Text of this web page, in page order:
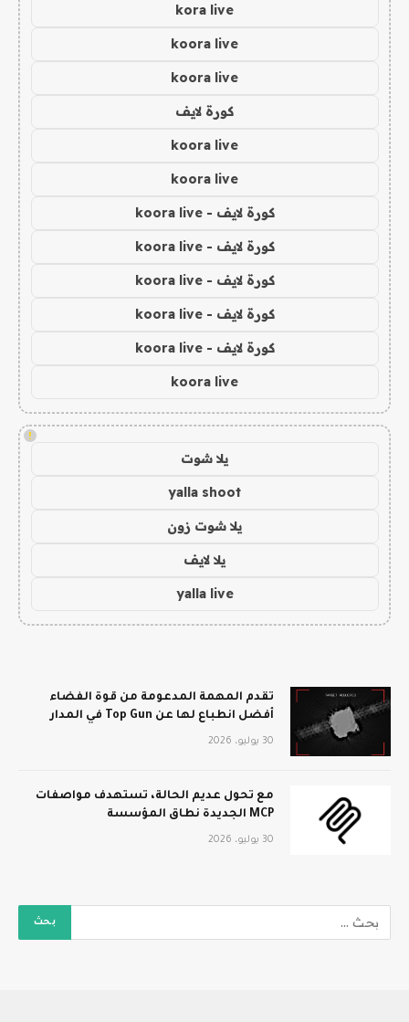
kora live
koora live
koora live
كورة لايف
koora live
koora live
كورة لايف - koora live
كورة لايف - koora live
كورة لايف - koora live
كورة لايف - koora live
كورة لايف - koora live
koora live
!
يلا شوت
yalla shoot
يلا شوت زون
يلا لايف
yalla live
تقدم المهمة المدعومة من قوة الفضاء
أفضل انطباع لها عن Top Gun في المدار
30 يوليو، 2026
مع تحول عديم الحالة، تستهدف مواصفات
MCP الجديدة نطاق المؤسسة
30 يوليو، 2026